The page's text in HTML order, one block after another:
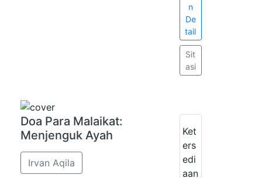
n
De
tail
Sit
asi
Doa Para Malaikat:
Menjenguk Ayah
Irvan Aqila
Ket
ers
edi
aan